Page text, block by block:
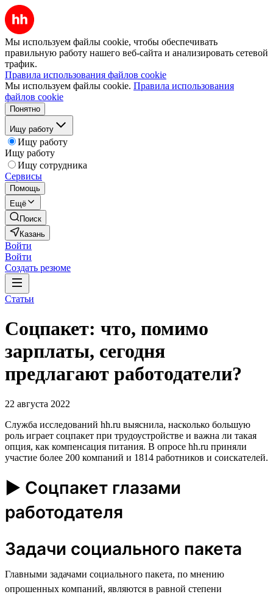
Мы используем файлы cookie, чтобы обеспечивать
правильную работу нашего веб-сайта и анализировать сетевой
трафик.
Правила использования файлов cookie
Мы используем файлы cookie. Правила использования
файлов cookie
Понятно
Ищу работу
Ищу работу
Ищу работу
Ищу сотрудника
Сервисы
Помощь
Ещё
Поиск
Казань
Войти
Войти
Создать резюме
Статьи
Соцпакет: что, помимо
зарплаты, сегодня
предлагают работодатели?
22 августа 2022
Служба исследований hh.ru выяснила, насколько большую
роль играет соцпакет при трудоустройстве и важна ли такая
опция, как компенсация питания. В опросе hh.ru приняли
участие более 200 компаний и 1814 работников и соискателей.
► Соцпакет глазами
работодателя
Задачи социального пакета
Главными задачами социального пакета, по мнению
опрошенных компаний, являются в равной степени